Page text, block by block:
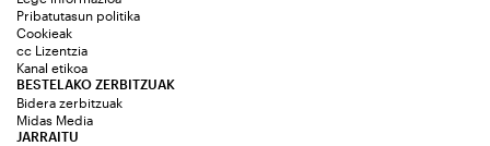
JARRAITU
Pribatutasun politika
Cookieak
cc Lizentzia
Kanal etikoa
BESTELAKO ZERBITZUAK
Bidera zerbitzuak
Midas Media